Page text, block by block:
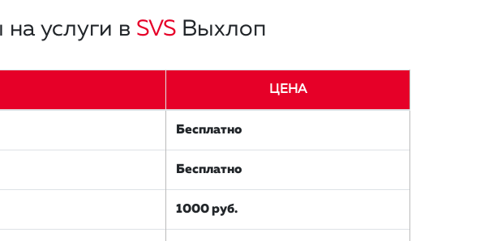
услуги в SVS Выхлоп
ЦЕНА
Бесплатно
Бесплатно
1000 руб.